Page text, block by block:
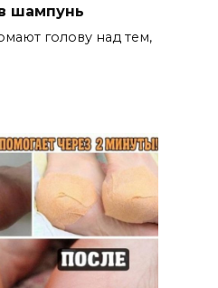
шампунь
голову над тем,